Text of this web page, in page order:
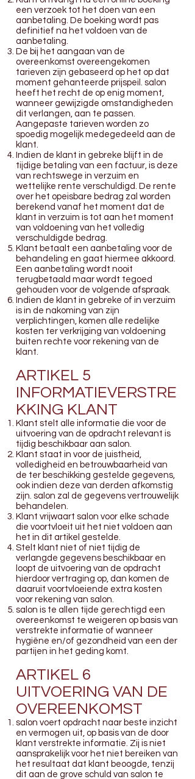
een verzoek tot het doen van een
aanbetaling. De boeking wordt pas
definitief na het voldoen van de
aanbetaling.
De bij het aangaan van de
overeenkomst overeengekomen
tarieven zijn gebaseerd op het op dat
moment gehanteerde prijspeil. salon
heeft het recht de op enig moment,
wanneer gewijzigde omstandigheden
dit verlangen, aan te passen.
Aangepaste tarieven worden zo
spoedig mogelijk medegedeeld aan de
klant.
Indien de klant in gebreke blijft in de
tijdige betaling van een factuur, is deze
van rechtswege in verzuim en
wettelijke rente verschuldigd. De rente
over het opeisbare bedrag zal worden
berekend vanaf het moment dat de
klant in verzuim is tot aan het moment
van voldoening van het volledig
verschuldigde bedrag.
Klant betaalt een aanbetaling voor de
behandeling en gaat hiermee akkoord.
Een aanbetaling wordt nooit
terugbetaald maar wordt tegoed
gehouden voor de volgende afspraak.
Indien de klant in gebreke of in verzuim
is in de nakoming van zijn
verplichtingen, komen alle redelijke
kosten ter verkrijging van voldoening
buiten rechte voor rekening van de
klant.
ARTIKEL 5
INFORMATIEVERSTRE
KKING KLANT
Klant stelt alle informatie die voor de
uitvoering van de opdracht relevant is
tijdig beschikbaar aan salon.
Klant staat in voor de juistheid,
volledigheid en betrouwbaarheid van
de ter beschikking gestelde gegevens,
ook indien deze van derden afkomstig
zijn. salon zal de gegevens vertrouwelijk
behandelen.
Klant vrijwaart salon voor elke schade
die voortvloeit uit het niet voldoen aan
het in dit artikel gestelde.
Stelt klant niet of niet tijdig de
verlangde gegevens beschikbaar en
loopt de uitvoering van de opdracht
hierdoor vertraging op, dan komen de
daaruit voortvloeiende extra kosten
voor rekening van salon.
salon is te allen tijde gerechtigd een
overeenkomst te weigeren op basis van
verstrekte informatie of wanneer
hygiëne en/of gezondheid van een der
partijen in het geding komt.
ARTIKEL 6
UITVOERING VAN DE
OVEREENKOMST
salon voert opdracht naar beste inzicht
en vermogen uit, op basis van de door
klant verstrekte informatie. Zij is niet
aansprakelijk voor het niet bereiken van
het resultaat dat klant beoogde, tenzij
dit aan de grove schuld van salon te